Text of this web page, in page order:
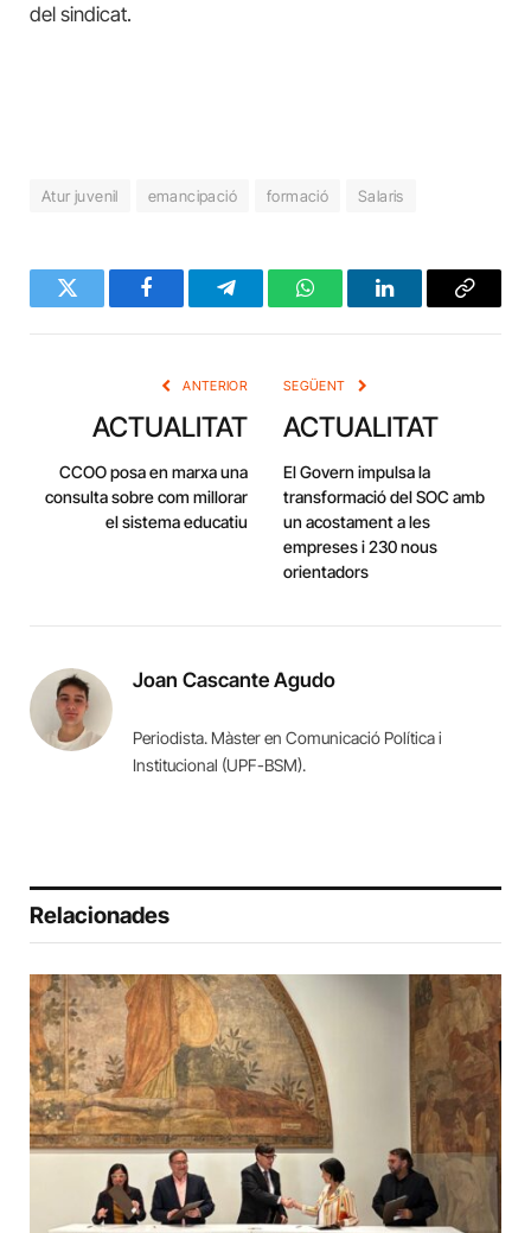
del sindicat.
Atur juvenil emancipació formació Salaris
Twitter FacebookTelegramWhatsAppLinkedInCopy
ANTERIOR
ACTUALITAT
CCOO posa en marxa una
consulta sobre com millorar
el sistema educatiu
SEGÜENT
ACTUALITAT
El Govern impulsa la
transformació del SOC amb
un acostament a les
empreses i 230 nous
orientadors
Joan Cascante Agudo
Periodista. Màster en Comunicació Política i
Institucional (UPF-BSM).
Relacionades